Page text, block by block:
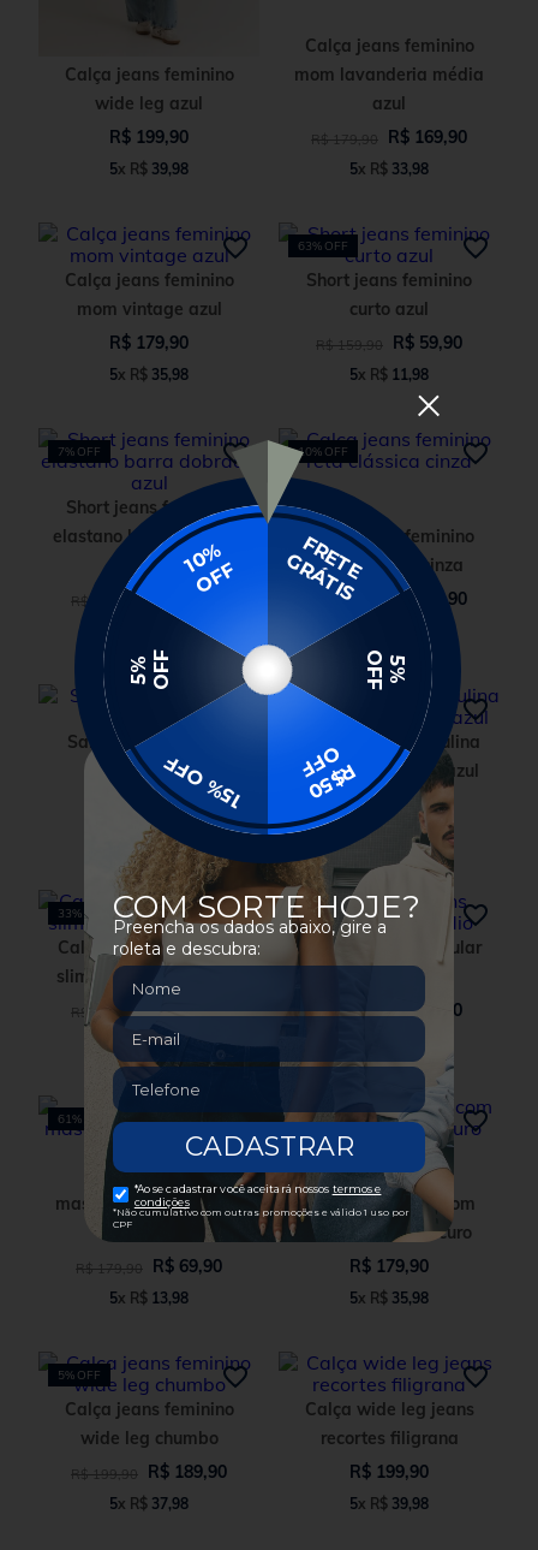
Calça jeans feminino
wide leg azul
R$ 199,90
5x R$ 39,98
Calça jeans feminino
mom lavanderia média
azul
R$ 179,90 R$ 169,90
5x R$ 33,98
Calça jeans feminino
mom vintage azul
R$ 179,90
5x R$ 35,98
63% OFF
Short jeans feminino
curto azul
R$ 159,90 R$ 59,90
5x R$ 11 ,98
7% OFF
Short jeans feminino
elastano barra dobrada
azul
R$ 139,90 R$ 129,
5 98
10% OFF
Calça jeans feminino
reta clássica cinza
199 R$ 179 ,90
98
Saia jeans mini com
fivelas
R$
179,90
R$ 35,98
Calça jeans masculina
baggy bolso faca azul
R$
199,90
xR$ 98
33%OFF
Calça jeans masculina
slim com elastano azul
R$ 179, 90 R$ 119,90
R$ 23,98
63%OFF
Bermuda jeans regular
azul médio
R$ 159,90 R$ 59 90
61%
Bermuda jeans
masculina reta risca de
giz azul
R$ 179,90 R$ 69,90
5x R$ 13,98
Calça jeans slim com
elastano azul escuro
R$ 179,90
5x R$ 35,98
5% OFF
Calça jeans feminino
wide leg chumbo
R$ 199,90 R$ 189,90
5x R$ 37,98
Calça wide leg jeans
recortes filigrana
R$ 199,90
5x R$ 39,98